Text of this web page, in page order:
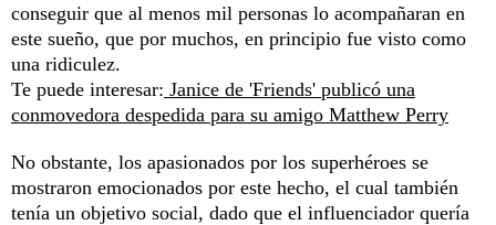
conseguir que al menos mil personas lo acompañaran en
este sueño, que por muchos, en principio fue visto como
una ridiculez.
Te puede interesar: Janice de 'Friends' publicó una
conmovedora despedida para su amigo Matthew Perry
No obstante, los apasionados por los superhéroes se
mostraron emocionados por este hecho, el cual también
tenía un objetivo social, dado que el influenciador quería